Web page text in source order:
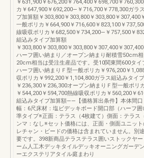
￥631,900￥676,200￥764,400￥698,700￥
カ￥647,900￥692,200―￥716,700￥778,300ガラ
プ加算額￥303,800￥303,800￥303,800￥307,400
一般ポリカ￥664,900￥716,600￥823,100￥
線吸収ポリカ￥682,500￥734,200―￥757,500￥
組込みタイプ加算額
￥303,800￥303,800￥303,800￥307,400￥
ハーフ囲い納まり／オープン納まり耐積雪50cm
20cm相当は受注生産品です。受10関東間600タイ
ハーフ囲い納まりＦ型一般ポリカ￥976,200￥
収ポリカ￥992,200￥1,104,800ガラス組込みタイ
￥236,300￥236,300オープン納まりＦ型一般ポリ
￥544,200￥594,700熱線吸収ポリカ￥560,200￥
組込みタイプ加算額――【価格算出条件】本体間口
幅：6尺床材：塩ビデッキボード開口部（ハーフ
準タイプ※正面：テラス（4枚建て）側面：テラス
ンマ：なし※セット価格には、正面・側面ユニッ
レチャン・ビードの価格は含まれていません。別
要です。398新商品テラステラス囲いストックヤ
ーム人工木デッキタイルデッキオーニングガーデ
ーエクステリアタイル庭まわり